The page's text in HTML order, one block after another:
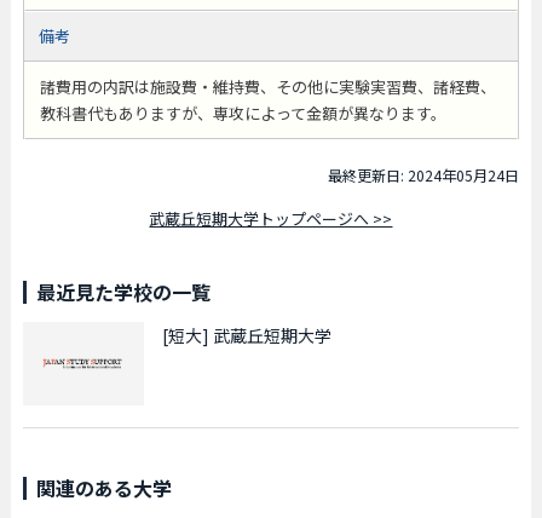
備考
諸費用の内訳は施設費・維持費、その他に実験実習費、諸経費、
教科書代もありますが、専攻によって金額が異なります。
最終更新日: 2024年05月24日
武蔵丘短期大学トップページへ >>
最近見た学校の一覧
[短大] 武蔵丘短期大学
関連のある大学